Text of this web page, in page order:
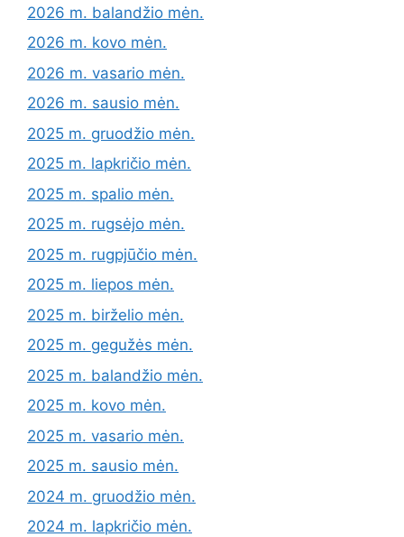
2026 m. balandžio mėn.
2026 m. kovo mėn.
2026 m. vasario mėn.
2026 m. sausio mėn.
2025 m. gruodžio mėn.
2025 m. lapkričio mėn.
2025 m. spalio mėn.
2025 m. rugsėjo mėn.
2025 m. rugpjūčio mėn.
2025 m. liepos mėn.
2025 m. birželio mėn.
2025 m. gegužės mėn.
2025 m. balandžio mėn.
2025 m. kovo mėn.
2025 m. vasario mėn.
2025 m. sausio mėn.
2024 m. gruodžio mėn.
2024 m. lapkričio mėn.